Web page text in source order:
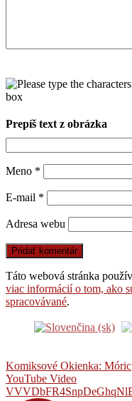
Prepíš text z obrázka
Meno *
E-mail *
Adresa webu
Táto webová stránka
viac informácií o tom, ako
spracovávané.
Komiksové Okienka: Móric
YouTube Video